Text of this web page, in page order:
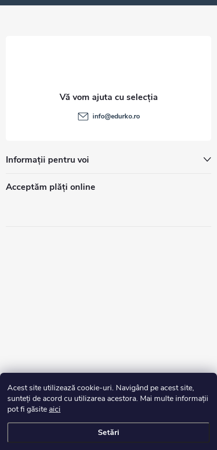
Acest site utilizează cookie-uri. Navigând pe acest site,
sunteți de acord cu utilizarea acestora. Mai multe informații
pot fi găsite aici
Setări
o
Informații pentru voi
Acceptăm plăţi online
info@edurko.ro